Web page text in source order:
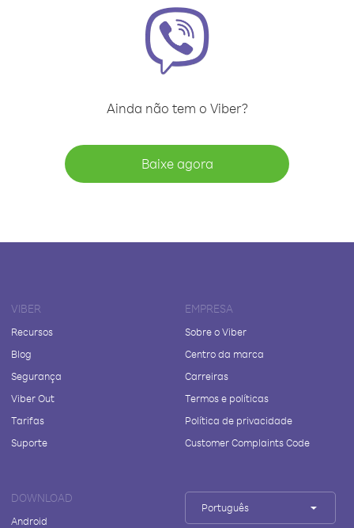
Ainda não tem o Viber?
Baixe agora
VIBER
Recursos
Blog
Segurança
Viber Out
Tarifas
Suporte
EMPRESA
Sobre o Viber
Centro da marca
Carreiras
Termos e políticas
Política de privacidade
Customer Complaints Code
DOWNLOAD
Android
Português